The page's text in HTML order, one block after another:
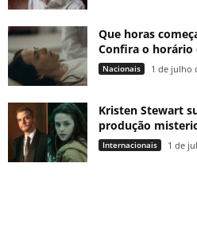
Que horas
Confira o horário
Nacionais 1 de julho
Kristen Stewart
produção
Internacionais 1 de